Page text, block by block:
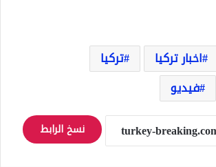
اخبار تركيا
تركيا
فيديو
نسخ الرابط